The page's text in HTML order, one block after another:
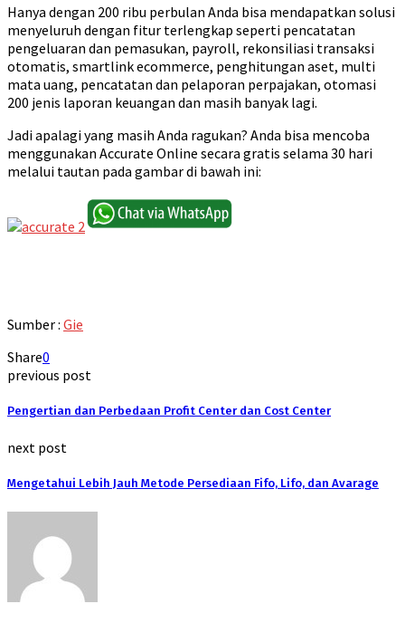
Hanya dengan 200 ribu perbulan Anda bisa mendapatkan solusi
menyeluruh dengan fitur terlengkap seperti pencatatan
pengeluaran dan pemasukan, payroll, rekonsiliasi transaksi
otomatis, smartlink ecommerce, penghitungan aset, multi
mata uang, pencatatan dan pelaporan perpajakan, otomasi
200 jenis laporan keuangan dan masih banyak lagi.
Jadi apalagi yang masih Anda ragukan? Anda bisa mencoba
menggunakan Accurate Online secara gratis selama 30 hari
melalui tautan pada gambar di bawah ini:
Sumber : Gie
Share0
previous post
Pengertian dan Perbedaan Profit Center dan Cost Center
next post
Mengetahui Lebih Jauh Metode Persediaan Fifo, Lifo, dan Avarage